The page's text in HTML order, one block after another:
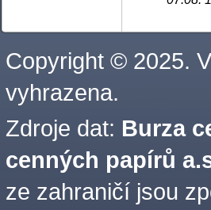
Copyright © 2025.
vyhrazena.
Zdroje dat: Burza
cenných papírů
ze zahraničí jsou